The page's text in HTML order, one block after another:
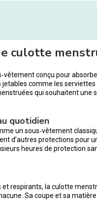
culotte
conçu pour
comme les serviettes
qui souhaitent
quotidien
un sous‑vêtement
d’autres protections pour
heures de protection
respirants, la culotte
Sa coupe et sa